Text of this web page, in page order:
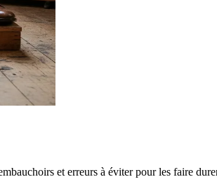
et erreurs à éviter pour les faire